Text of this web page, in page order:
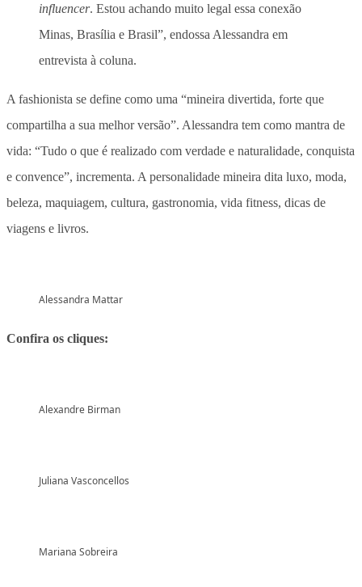
influencer. Estou achando muito legal essa conexão
Minas, Brasília e Brasil”, endossa Alessandra em
entrevista à coluna.
A fashionista se define como uma “mineira divertida, forte que
compartilha a sua melhor versão”. Alessandra tem como mantra de
vida: “Tudo o que é realizado com verdade e naturalidade, conquista
e convence”, incrementa. A personalidade mineira dita luxo, moda,
beleza, maquiagem, cultura, gastronomia, vida fitness, dicas de
viagens e livros.
Alessandra Mattar
Confira os cliques:
Alexandre Birman
Juliana Vasconcellos
Mariana Sobreira